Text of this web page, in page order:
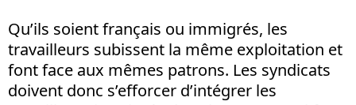
Qu’ils soient français ou immigrés, les
travailleurs subissent la même exploitation et
font face aux mêmes patrons. Les syndicats
doivent donc s’efforcer d’intégrer les